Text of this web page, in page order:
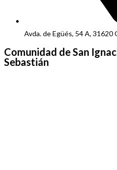
Avda. de Egüés, 54 A, 31620
Comunidad de San
Sebastián